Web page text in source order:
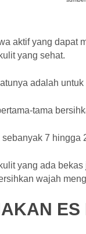
aktif yang dapat
yang sehat.
adalah
tama
7
yang ada
wajah
ES